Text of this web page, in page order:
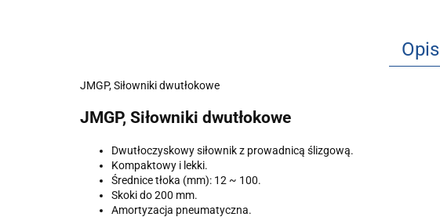
Opis
JMGP, Siłowniki dwutłokowe
JMGP, Siłowniki dwutłokowe
Dwutłoczyskowy siłownik z prowadnicą ślizgową.
Kompaktowy i lekki.
Średnice tłoka (mm): 12 ~ 100.
Skoki do 200 mm.
Amortyzacja pneumatyczna.